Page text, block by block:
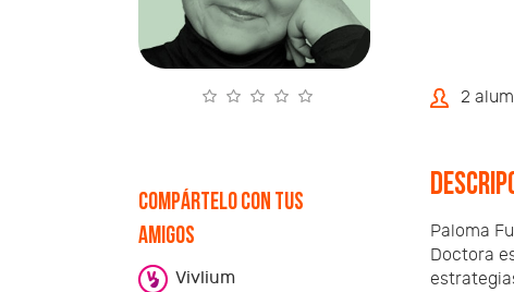
2
Paloma
Doctora
Compártelo con tus
amigos
Vivlium